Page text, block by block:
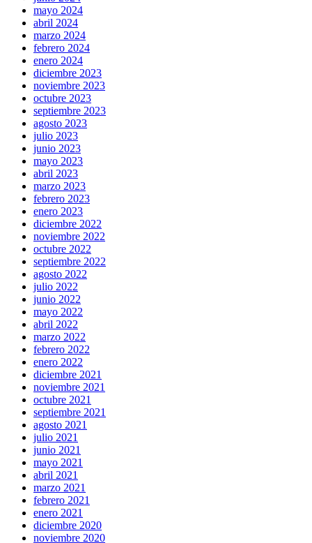
mayo 2024
abril 2024
marzo 2024
febrero 2024
enero 2024
diciembre 2023
noviembre 2023
octubre 2023
septiembre 2023
agosto 2023
julio 2023
junio 2023
mayo 2023
abril 2023
marzo 2023
febrero 2023
enero 2023
diciembre 2022
noviembre 2022
octubre 2022
septiembre 2022
agosto 2022
julio 2022
junio 2022
mayo 2022
abril 2022
marzo 2022
febrero 2022
enero 2022
diciembre 2021
noviembre 2021
octubre 2021
septiembre 2021
agosto 2021
julio 2021
junio 2021
mayo 2021
abril 2021
marzo 2021
febrero 2021
enero 2021
diciembre 2020
noviembre 2020